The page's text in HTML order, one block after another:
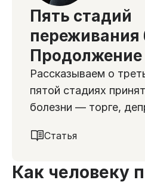
Пять стадий
переживания
Продолжение
Рассказываем о
пятой стадиях
болезни — торге,
Статья
Как человеку